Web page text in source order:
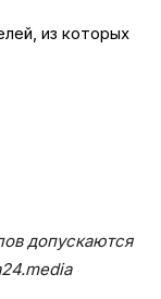
из которых
допускаются